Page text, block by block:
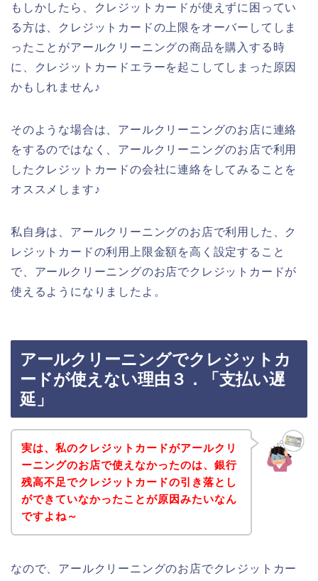
もしかしたら、クレジットカードが使えずに困ってい
る方は、クレジットカードの上限をオーバーしてしま
ったことがアールクリーニングの商品を購入する時
に、クレジットカードエラーを起こしてしまった原因
かもしれません♪
そのような場合は、アールクリーニングのお店に連絡
をするのではなく、アールクリーニングのお店で利用
したクレジットカードの会社に連絡をしてみることを
オススメします♪
私自身は、アールクリーニングのお店で利用した、ク
レジットカードの利用上限金額を高く設定すること
で、アールクリーニングのお店でクレジットカードが
使えるようになりましたよ。
アールクリーニングでクレジットカ
ードが使えない理由３．「支払い遅
延」
実は、私のクレジットカードがアールクリ
ーニングのお店で使えなかったのは、銀行
残高不足でクレジットカードの引き落とし
ができていなかったことが原因みたいなん
ですよね～
なので、アールクリーニングのお店でクレジットカー